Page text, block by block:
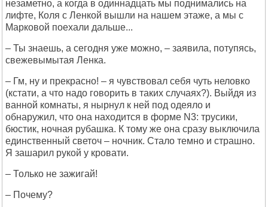
незаметно, а когда в одиннадцать мы поднимались на
лифте, Коля с Ленкой вышли на нашем этаже, а мы с
Марковой поехали дальше...
– Ты знаешь, а сегодня уже можно, – заявила, потупясь,
свежевымытая Ленка.
– Гм, ну и прекрасно! – я чувствовал себя чуть неловко
(кстати, а что надо говорить в таких случаях?). Выйдя из
ванной комнаты, я нырнул к ней под одеяло и
обнаружил, что она находится в форме N3: трусики,
бюстик, ночная рубашка. К тому же она сразу выключила
единственный светоч – ночник. Стало темно и страшно.
Я зашарил рукой у кровати.
– Только не зажигай!
– Почему?